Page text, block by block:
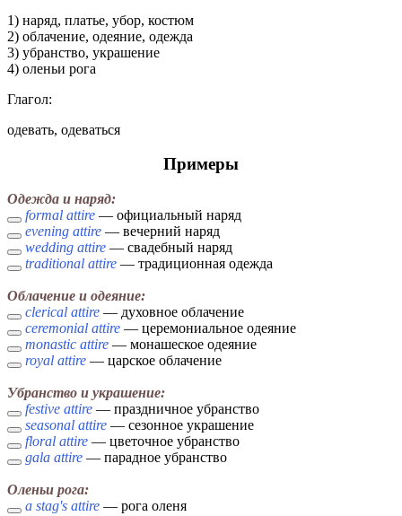
1) наряд, платье, убор, костюм
2) облачение, одеяние, одежда
3) убранство, украшение
4) оленьи рога
Глагол:
одевать, одеваться
Примеры
Одежда и наряд:
formal attire — официальный наряд
evening attire — вечерний наряд
wedding attire — свадебный наряд
traditional attire — традиционная одежда
Облачение и одеяние:
clerical attire — духовное облачение
ceremonial attire — церемониальное одеяние
monastic attire — монашеское одеяние
royal attire — царское облачение
Убранство и украшение:
festive attire — праздничное убранство
seasonal attire — сезонное украшение
floral attire — цветочное убранство
gala attire — парадное убранство
Оленьи рога:
a stag's attire — рога оленя